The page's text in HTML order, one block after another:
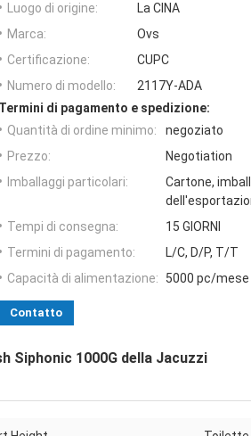
Luogo di origine:
La CINA
Marca:
Ovs
Certificazione:
CUPC
Numero di modello:
2117Y-ADA
Termini di pagamento e spedizione:
Quantità di ordine minimo:
negoziato
Prezzo:
Negotiation
Imballaggi particolari:
Cartone,
Tempi di consegna:
15 GIORNI
Termini di pagamento:
L/C, D/P, T/T
Capacità di alimentazione:
5000 pc/mese
Contatto
Siphonic 1000G della Jacuzzi